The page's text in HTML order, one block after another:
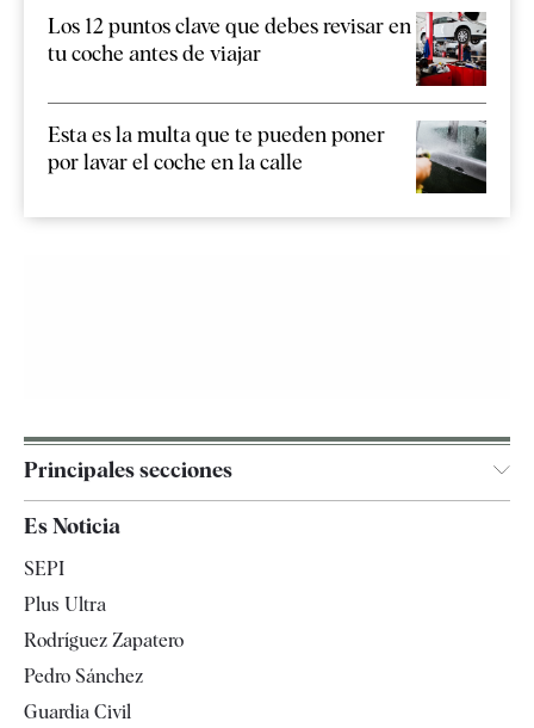
Los 12 puntos clave que debes revisar en
tu coche antes de viajar
Esta es la multa que te pueden poner
por lavar el coche en la calle
Principales secciones
España
Televisión
Es Noticia
SEPI
Plus Ultra
Rodríguez Zapatero
Pedro Sánchez
Guardia Civil